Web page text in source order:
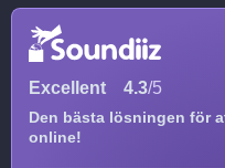
Excellent 4.3/5
Den bästa lösningen för
online!